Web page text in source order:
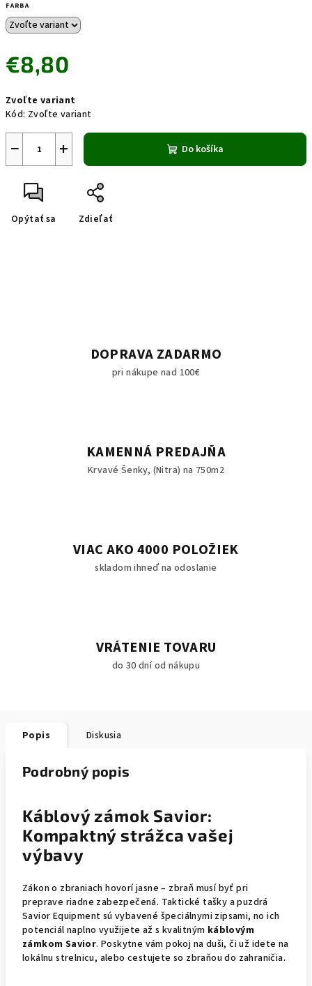
FARBA
€8,80
cena:
Zvoľte variant
Kód: Zvoľte variant
+
− Do košíka
Opýtať sa Zdieľať
DOPRAVA ZADARMO
pri nákupe nad 100€
KAMENNÁ PREDAJŇA
Krvavé Šenky, (Nitra) na 750m2
VIAC AKO 4000 POLOŽIEK
skladom ihneď na odoslanie
VRÁTENIE TOVARU
do 30 dní od nákupu
Popis Diskusia
Podrobný popis
Káblový zámok Savior:
Kompaktný strážca vašej
výbavy
Zákon o zbraniach hovorí jasne – zbraň musí byť pri
preprave riadne zabezpečená. Taktické tašky a puzdrá
Savior Equipment sú vybavené špeciálnymi zipsami, no ich
potenciál naplno využijete až s kvalitným káblovým
zámkom Savior. Poskytne vám pokoj na duši, či už idete na
lokálnu strelnicu, alebo cestujete so zbraňou do zahraničia.